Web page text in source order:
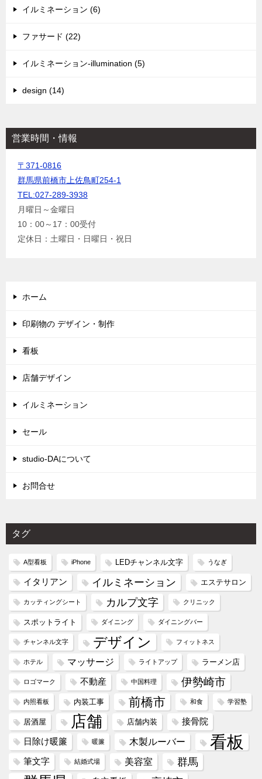
イルミネーション (6)
ファサード (22)
イルミネーション-illumination (5)
design (14)
営業時間・情報
〒371-0816
群馬県前橋市上佐鳥町254-1
TEL:027-289-3938
月曜日～金曜日
10：00～17：00受付
定休日：土曜日・日曜日・祝日
ホーム
印刷物の デザイン・制作
看板
店舗デザイン
イルミネーション
セール
studio-DAについて
お問合せ
タグ
A型看板 iPhone LEDチャンネル文字 うなぎ
イタリアン イルミネーション エステサロン
カッティングシート カルプ文字 クリニック
スポットライト ダイニング ダイニングバー
チャンネル文字 デザイン フィットネス
ホテル マッサージ ライトアップ ラーメン店
ロゴマーク 不動産 中国料理 伊勢崎市
内照看板 内装工事 前橋市 和食 学習塾
居酒屋 店舗 店舗内装 接骨院
日除け暖簾 暖簾 木製ルーバー 看板
筆文字 結婚式場 美容室 群馬